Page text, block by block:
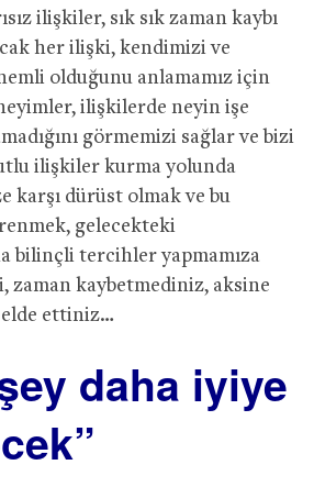
ilişkiler, sık sık zaman kaybı
her ilişki, kendimizi ve
olduğunu anlamamız için
ilişkilerde neyin işe
görmemizi sağlar ve bizi
ilişkiler kurma yolunda
karşı dürüst olmak ve bu
gelecekteki
bilinçli tercihler yapmamıza
zaman kaybetmediniz, aksine
elde ettiniz…
daha iyiye